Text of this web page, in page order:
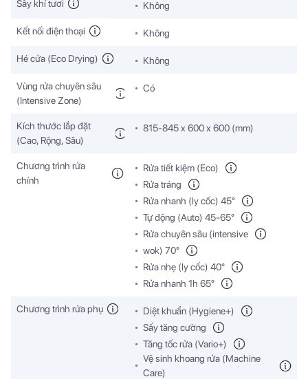
Sấy khí tươi Không
Kết nối điện thoại Không
Hé cửa (Eco Drying) Không
Vùng rửa chuyên sâu
(Intensive Zone)
Có
Kích thước lắp đặt
(Cao, Rộng, Sâu)
815-845 x 600 x 600 (mm)
Chương trình rửa
chính
Rửa tiết kiệm (Eco)
Rửa tráng
Rửa nhanh (ly cốc) 45°
Tự động (Auto) 45-65°
Rửa chuyên sâu (intensive
wok) 70°
Rửa nhẹ (ly cốc) 40°
Rửa nhanh 1h 65°
Chương trình rửa phụ
Diệt khuẩn (Hygiene+)
Sấy tăng cường
Tăng tốc rửa (Vario+)
Vệ sinh khoang rửa (Machine
Care)